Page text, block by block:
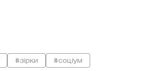
#зірки #соціум